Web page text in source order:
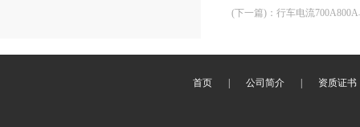
(下一篇) ： 行车电流
首页 公司简介 资质证书